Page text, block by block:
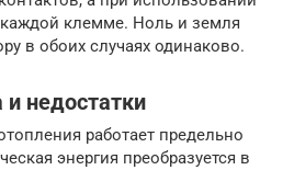
клемме. Ноль и земля
в обоих случаях одинаково.
недостатки
работает предельно
энергия преобразуется в